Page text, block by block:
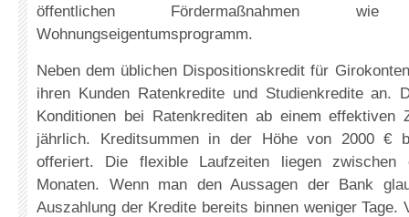
öffentlichen Fördermaßnahmen
Wohnungseigentumsprogramm.
Neben dem üblichen Dispositionskredit für
ihren Kunden Ratenkredite und Studienkredite an.
Konditionen bei Ratenkrediten ab einem effektiven
jährlich. Kreditsummen in der Höhe von 2000 €
offeriert. Die flexible Laufzeiten liegen
Monaten. Wenn man den Aussagen der Bank
Auszahlung der Kredite bereits binnen weniger Tage.